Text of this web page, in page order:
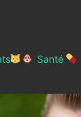
Santé